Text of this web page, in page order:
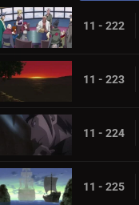
11 - 222
11 - 223
11 - 224
11 - 225